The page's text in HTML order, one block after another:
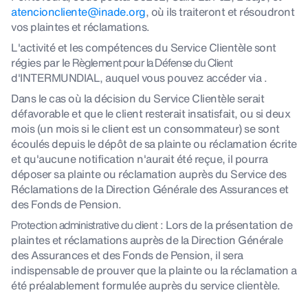
atencioncliente@inade.org, où ils traiteront et résoudront
vos plaintes et réclamations.
L'activité et les compétences du Service Clientèle sont
régies par leRèglement pour la Défense du Client
d'INTERMUNDIAL, auquel vous pouvez accéder via .
Dans le cas où la décision du Service Clientèle serait
défavorable et que le client resterait insatisfait, ou si deux
mois (un mois si le client est un consommateur) se sont
écoulés depuis le dépôt de sa plainte ou réclamation écrite
et qu'aucune notification n'aurait été reçue, il pourra
déposer sa plainte ou réclamation auprès du Service des
Réclamations de la Direction Générale des Assurances et
des Fonds de Pension.
Protection administrative du client: Lors de la présentation de
plaintes et réclamations auprès de la Direction Générale
des Assurances et des Fonds de Pension, il sera
indispensable de prouver que la plainte ou la réclamation a
été préalablement formulée auprès du service clientèle.